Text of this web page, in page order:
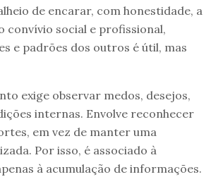
de encarar, com honestidade, a
convívio social e profissional,
e padrões dos outros é útil, mas
exige observar medos, desejos,
internas. Envolve reconhecer
em vez de manter uma
Por isso, é associado à
à acumulação de informações.